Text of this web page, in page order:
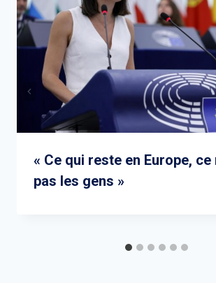
« Ce qui reste en Europe,
pas les gens »